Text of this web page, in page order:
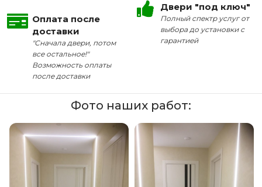
Оплата после
доставки
"Сначала двери, потом
все остальное!"
Возможность оплаты
после доставки
Двери "под ключ"
Полный спектр услуг от
выбора до установки с
гарантией
Фото наших работ: